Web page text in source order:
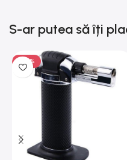
S-ar putea să îți
-50%